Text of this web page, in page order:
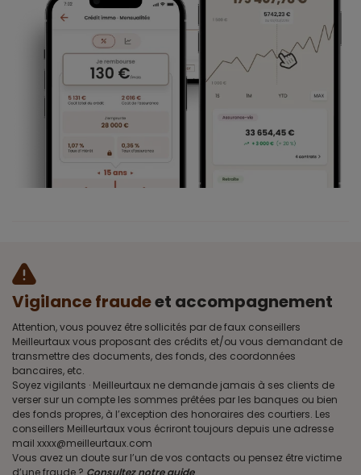
Vigilance fraudeet accompagnement
Attention, vous pouvez être sollicités par de faux conseillers
Meilleurtaux vous proposant des crédits et/ou vous demandant de
transmettre des documents, des fonds, des coordonnées
bancaires, etc.
Soyez vigilants · Meilleurtaux ne demande jamais à ses clients de
verser sur un compte les sommes prêtées par les banques ou bien
des fonds propres, à l’exception des honoraires des courtiers. Les
conseillers Meilleurtaux vous écriront toujours depuis une adresse
mail xxxx@meilleurtaux.com
Vous avez un doute sur l’un de vos contacts ou pensez être victime
d’une fraude ? Consultez notre guide.